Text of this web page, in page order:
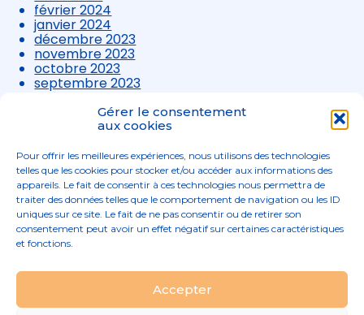
Gérer le consentement
aux cookies
Pour offrir les meilleures expériences, nous utilisons des technologies
telles que les cookies pour stocker et/ou accéder aux informations des
appareils. Le fait de consentir à ces technologies nous permettra de
traiter des données telles que le comportement de navigation ou les ID
uniques sur ce site. Le fait de ne pas consentir ou de retirer son
consentement peut avoir un effet négatif sur certaines caractéristiques
et fonctions.
Accepter
février 2024
janvier 2024
décembre 2023
novembre 2023
octobre 2023
septembre 2023
août 2023
juillet 2023
avril 2023
mars 2023
Principale
02 96 52 68 68